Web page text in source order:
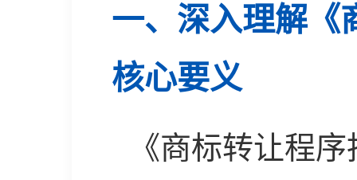
一、深入理解《
核心要义
《商标转让程